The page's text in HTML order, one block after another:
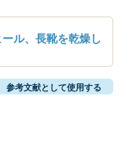
ル、長靴を乾燥し
参考文献として使用する